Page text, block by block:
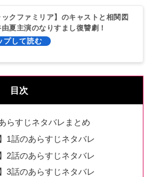
ックファミリア】のキャストと相関図
由夏主演のなりすまし復讐劇！
目次
らすじネタバレまとめ
1話のあらすじネタバレ
2話のあらすじネタバレ
3話のあらすじネタバレ